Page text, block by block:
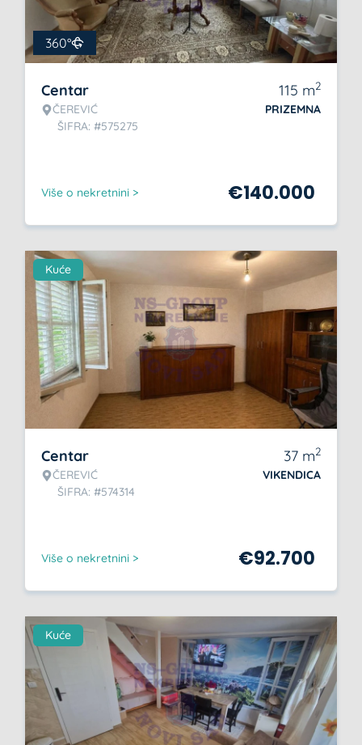
360°
Centar
ČEREVIĆ
ŠIFRA: #575275
115 m2
PRIZEMNA
Više o nekretnini > €140.000
Kuće
Centar
ČEREVIĆ
ŠIFRA: #574314
37 m2
VIKENDICA
Više o nekretnini > €92.700
Kuće